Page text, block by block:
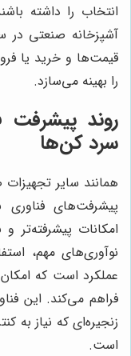
انتخاب را داشته
آشپزخانه صنعتی در
قیمت‌ها و خرید یا
را بهینه می‌سازد.
روند پیشرفت
سرد کن‌ها
همانند سایر
پیشرفت‌های فناوری
امکانات پیشرفته‌تر و
نوآوری‌های مهم،
عملکرد است که امکان
فراهم می‌کند. این
زنجیره‌ای که نیاز به
است.